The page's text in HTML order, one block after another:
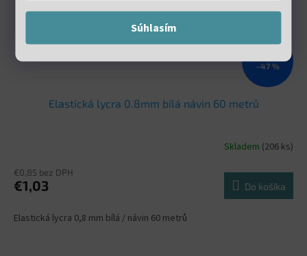
Súhlasím
–47 %
Elastická lycra 0.8mm bílá návin 60 metrů
Skladem (206 ks)
€0,85 bez DPH
€1,03 Do košíka
Elastická lycra 0,8 mm bílá / návin 60 metrů